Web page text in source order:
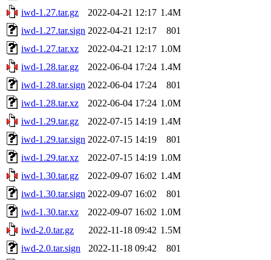
iwd-1.27.tar.gz
2022-04-21 12:17 1.4M
iwd-1.27.tar.sign 2022-04-21 12:17
801
iwd-1.27.tar.xz
2022-04-21 12:17 1.0M
iwd-1.28.tar.gz
2022-06-04 17:24 1.4M
iwd-1.28.tar.sign 2022-06-04 17:24
801
iwd-1.28.tar.xz
2022-06-04 17:24 1.0M
iwd-1.29.tar.gz
2022-07-15 14:19 1.4M
iwd-1.29.tar.sign 2022-07-15 14:19
801
iwd-1.29.tar.xz
2022-07-15 14:19 1.0M
iwd-1.30.tar.gz
2022-09-07 16:02 1.4M
iwd-1.30.tar.sign 2022-09-07 16:02
801
iwd-1.30.tar.xz
2022-09-07 16:02 1.0M
iwd-2.0.tar.gz
2022-11-18 09:42 1.5M
iwd-2.0.tar.sign
2022-11-18 09:42
801